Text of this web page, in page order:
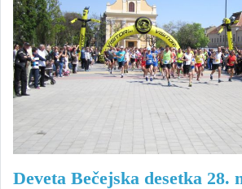
Deveta Bečejska desetka 28.